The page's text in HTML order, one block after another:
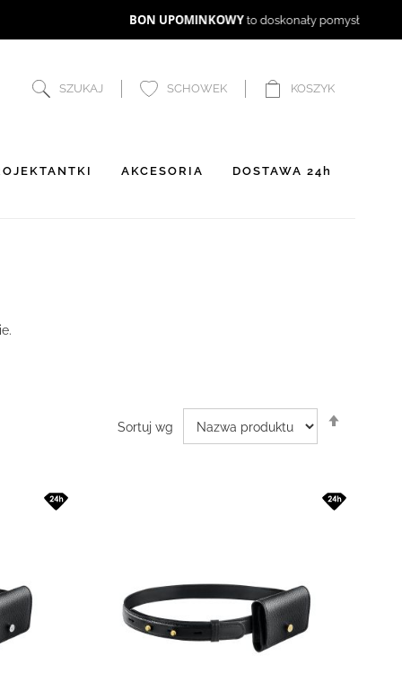
SZUKAJ SCHOWEK KOSZYK
AKCESORIA DOSTAWA 24h
Sortuj wg